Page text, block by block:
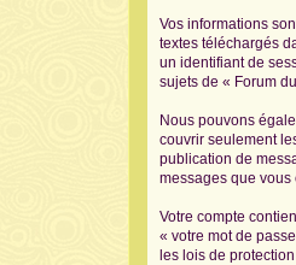
Vos informations
textes téléchargés
un identifiant de
sujets de « Forum
Nous pouvons
couvrir seulement
publication de
messages que vous
Votre compte
« votre mot de
les lois de